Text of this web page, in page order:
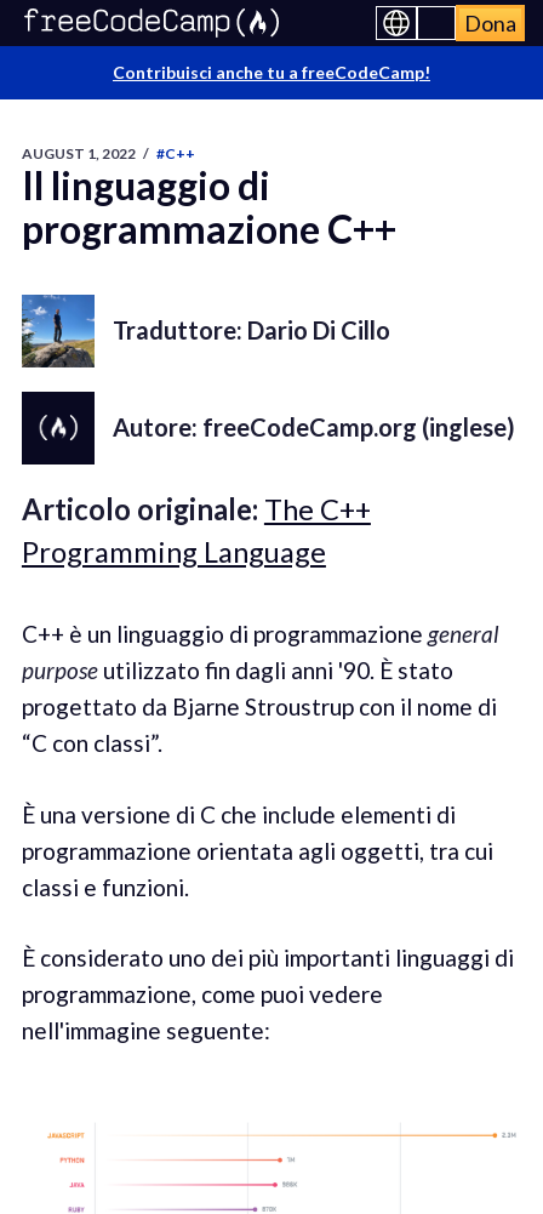
Dona
Contribuisci anche tu a freeCodeCamp!
AUGUST 1, 2022 / #C++
Il linguaggio di
programmazione C++
Traduttore: Dario Di Cillo
Autore: freeCodeCamp.org (inglese)
Articolo originale: The C++
Programming Language
C++ è un linguaggio di programmazione general
purposeutilizzato fin dagli anni '90. È stato
progettato da Bjarne Stroustrup con il nome di
“C con classi”.
È una versione di C che include elementi di
programmazione orientata agli oggetti, tra cui
classi e funzioni.
È considerato uno dei più importanti linguaggi di
programmazione, come puoi vedere
nell'immagine seguente: